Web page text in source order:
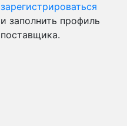
зарегистрироваться
и заполнить профиль
поставщика.